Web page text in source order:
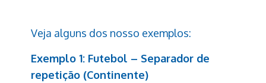
Veja alguns dos nosso exemplos:
Exemplo 1: Futebol – Separador de
repetição (Continente)